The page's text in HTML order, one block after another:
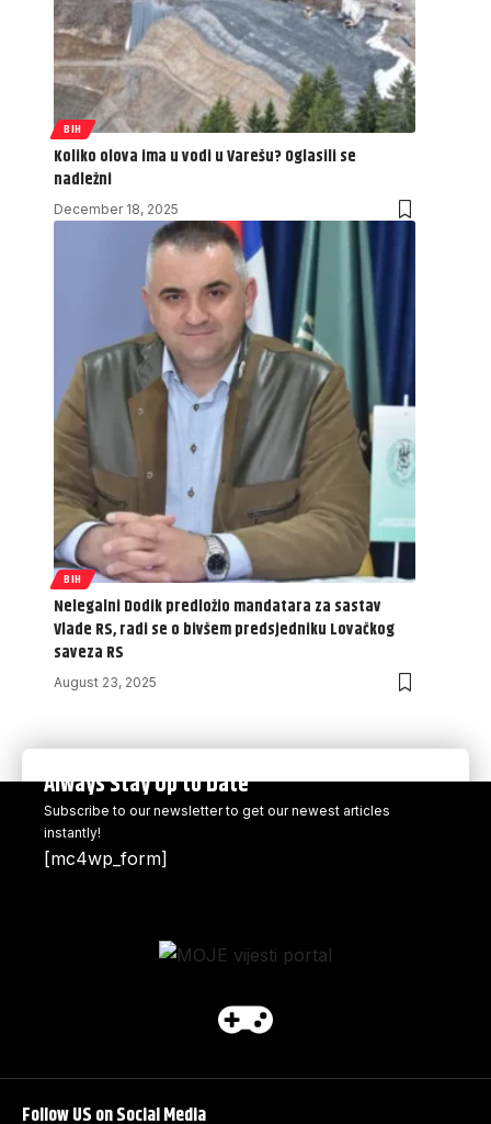
BIH
Koliko olova ima u vodi u Varešu? Oglasili se
nadležni
December 18, 2025
BIH
Nelegalni Dodik predložio mandatara za sastav
Vlade RS, radi se o bivšem predsjedniku Lovačkog
saveza RS
August 23, 2025
Always Stay Up to Date
Subscribe to our newsletter to get our newest articles
instantly!
[mc4wp_form]
Follow US on Social Media